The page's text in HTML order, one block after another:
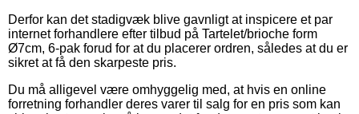
Derfor kan det stadigvæk blive gavnligt at inspicere et par
internet forhandlere efter tilbud på Tartelet/brioche form
Ø7cm, 6-pak forud for at du placerer ordren, således at du er
sikret at få den skarpeste pris.
Du må alligevel være omhyggelig med, at hvis en online
forretning forhandler deres varer til salg for en pris som kan